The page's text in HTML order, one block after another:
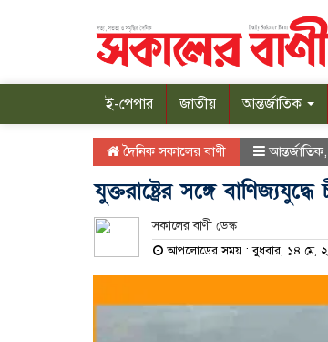
ই-পেপার জাতীয় আন্তর্জাতিক
দৈনিক সকালের বাণী আন্তর্জাতিক
যুক্তরাষ্ট্রের সঙ্গে
সকালের বাণী ডেস্ক
আপলোডের সময় : বুধবার, ১৪ মে,